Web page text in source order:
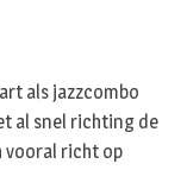
als jazzcombo
al snel richting de
vooral richt op